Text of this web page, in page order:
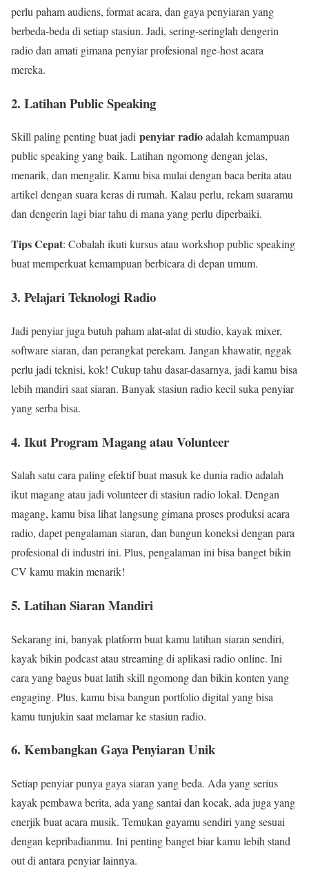
perlu paham audiens, format acara, dan gaya penyiaran yang
berbeda-beda di setiap stasiun. Jadi, sering-seringlah dengerin
radio dan amati gimana penyiar profesional nge-host acara
mereka.
2. Latihan Public Speaking
Skill paling penting buat jadi penyiar radioadalah kemampuan
public speaking yang baik. Latihan ngomong dengan jelas,
menarik, dan mengalir. Kamu bisa mulai dengan baca berita atau
artikel dengan suara keras di rumah. Kalau perlu, rekam suaramu
dan dengerin lagi biar tahu di mana yang perlu diperbaiki.
Tips Cepat: Cobalah ikuti kursus atau workshop public speaking
buat memperkuat kemampuan berbicara di depan umum.
3. Pelajari Teknologi Radio
Jadi penyiar juga butuh paham alat-alat di studio, kayak mixer,
software siaran, dan perangkat perekam. Jangan khawatir, nggak
perlu jadi teknisi, kok! Cukup tahu dasar-dasarnya, jadi kamu bisa
lebih mandiri saat siaran. Banyak stasiun radio kecil suka penyiar
yang serba bisa.
4. Ikut Program Magang atau Volunteer
Salah satu cara paling efektif buat masuk ke dunia radio adalah
ikut magang atau jadi volunteer di stasiun radio lokal. Dengan
magang, kamu bisa lihat langsung gimana proses produksi acara
radio, dapet pengalaman siaran, dan bangun koneksi dengan para
profesional di industri ini. Plus, pengalaman ini bisa banget bikin
CV kamu makin menarik!
5. Latihan Siaran Mandiri
Sekarang ini, banyak platform buat kamu latihan siaran sendiri,
kayak bikin podcast atau streaming di aplikasi radio online. Ini
cara yang bagus buat latih skill ngomong dan bikin konten yang
engaging. Plus, kamu bisa bangun portfolio digital yang bisa
kamu tunjukin saat melamar ke stasiun radio.
6. Kembangkan Gaya Penyiaran Unik
Setiap penyiar punya gaya siaran yang beda. Ada yang serius
kayak pembawa berita, ada yang santai dan kocak, ada juga yang
enerjik buat acara musik. Temukan gayamu sendiri yang sesuai
dengan kepribadianmu. Ini penting banget biar kamu lebih stand
out di antara penyiar lainnya.